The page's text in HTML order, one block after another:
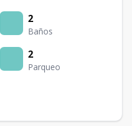
2
Baños
2
Parqueo